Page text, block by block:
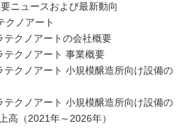
ニュースおよび最新動向
クノアート
クノアートの会社概要
クノアート 事業概要
クノアート 小規模醸造所向け設備の
クノアート 小規模醸造所向け設備の
高（2021年～2026年）